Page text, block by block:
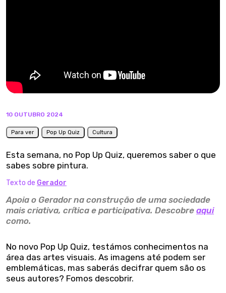
10 OUTUBRO 2024
Para ver Pop Up Quiz Cultura
Esta semana, no Pop Up Quiz, queremos saber o que
sabes sobre pintura.
Texto de Gerador
Apoia o Gerador na construção de uma sociedade
mais criativa, crítica e participativa. Descobre aqui
como.
No novo Pop Up Quiz, testámos conhecimentos na
área das artes visuais. As imagens até podem ser
emblemáticas, mas saberás decifrar quem são os
seus autores? Fomos descobrir.